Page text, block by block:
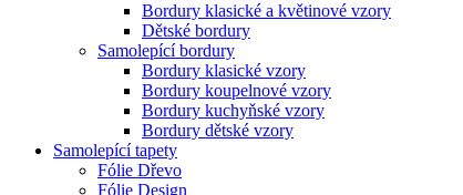
Bordury klasické a květinové vzory
Dětské bordury
Samolepící bordury
Bordury klasické vzory
Bordury koupelnové vzory
Bordury kuchyňské vzory
Bordury dětské vzory
Samolepící tapety
Fólie Dřevo
Fólie Design